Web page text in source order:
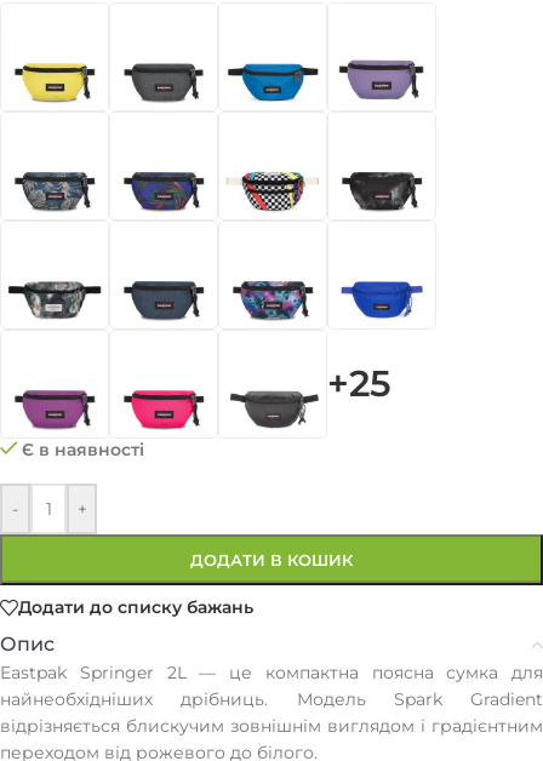
+25
Є в наявності
- +
ДОДАТИ В КОШИК
Додати до списку бажань
Опис
Eastpak Springer 2L — це компактна поясна сумка для
найнеобхідніших дрібниць. Модель Spark Gradient
відрізняється блискучим зовнішнім виглядом і градієнтним
переходом від рожевого до білого.